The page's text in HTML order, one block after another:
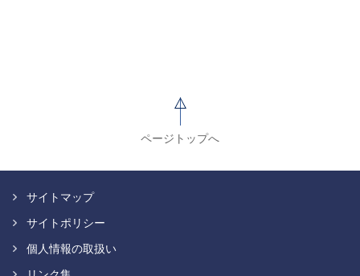
ページトップへ
サイトマップ
サイトポリシー
個人情報の取扱い